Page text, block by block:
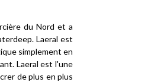
du Nord et a
Laeral est
simplement en
Laeral est l'une
de plus en plus